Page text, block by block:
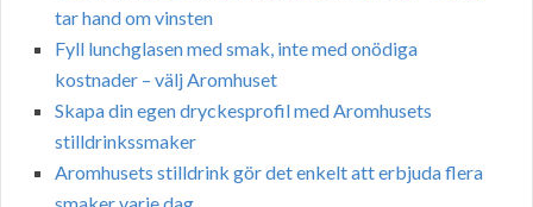
tar hand om vinsten
Fyll lunchglasen med smak, inte med onödiga
kostnader – välj Aromhuset
Skapa din egen dryckesprofil med Aromhusets
stilldrinkssmaker
Aromhusets stilldrink gör det enkelt att erbjuda flera